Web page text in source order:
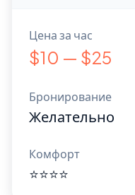
Цена за час
$10 — $25
Бронирование
Желательно
Комфорт
⭐⭐⭐⭐